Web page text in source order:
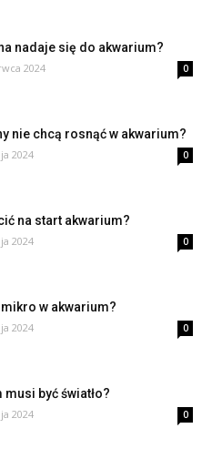
nadaje się do akwarium?
2024 0
nie chcą rosnąć w akwarium?
2024 0
na start akwarium?
2024 0
w akwarium?
2024 0
musi być światło?
2024 0